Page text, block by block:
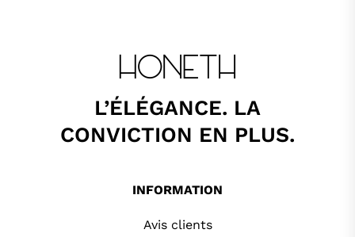
L’ÉLÉGANCE. LA
CONVICTION EN PLUS.
INFORMATION
Avis clients